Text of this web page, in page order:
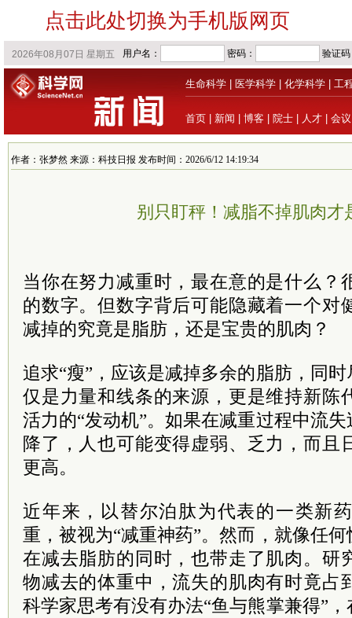
点击此处切换为手机版网页
生命科学 医学科学 化学科学 工
首页 新闻 博客 院士 人才 会议
作者：张梦然 来源：科技日报 发布时间：2026/6/12 14:19:34
别只盯秤！减脂不掉肌肉才
当你在努力减重时，最在意的是什么？
的数字。但数字背后可能隐藏着一个对
减掉的究竟是脂肪，还是宝贵的肌肉？
追求“瘦”，应该是减掉多余的脂肪，同
仅是力量和线条的来源，更是维持新陈
活力的“发动机”。如果在减重过程中流
降了，人也可能变得虚弱、乏力，而且
更高。
近年来，以替尔泊肽为代表的一类新
重，被视为“减重神药”。然而，就像任
在减去脂肪的同时，也带走了肌肉。研
物减去的体重中，流失的肌肉有时竟占
科学家思考有没有办法“鱼与熊掌兼得”